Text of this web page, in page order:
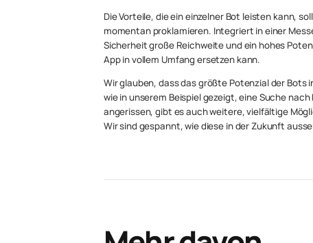
Die Vorteile, die ein einzelner Bot leisten kann,
momentan proklamieren. Integriert in einer
Sicherheit große Reichweite und ein hohes
App in vollem Umfang ersetzen kann.
Wir glauben, dass das größte Potenzial der Bots
wie in unserem Beispiel gezeigt, eine Suche
angerissen, gibt es auch weitere, vielfältige
Wir sind gespannt, wie diese in der Zukunft